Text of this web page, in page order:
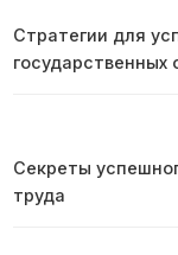
Стратегии для
государственных
Секреты
труда